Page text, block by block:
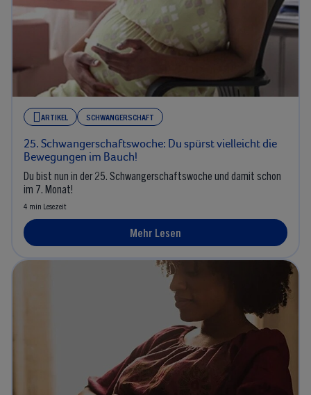
ARTIKEL SCHWANGERSCHAFT
25. Schwangerschaftswoche: Du spürst vielleicht die
Bewegungen im Bauch!
Du bist nun in der 25. Schwangerschaftswoche und damit schon
im 7. Monat!
4 min Lesezeit
Mehr Lesen